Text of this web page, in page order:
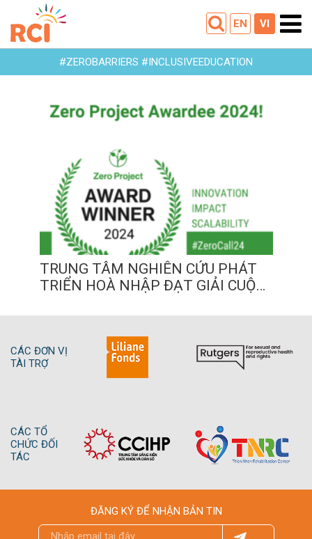
EN VI
#ZEROBARRIERS #INCLUSIVEEDUCATION
TRUNG TÂM NGHIÊN CỨU PHÁT
TRIỂN HOÀ NHẬP ĐẠT GIẢI CUỘC
KHỔ DỰ ÁN ZERO PROJECT
TRUNG TÂM NGHIÊN CỨU
GIẢI CUỘC THI ZEROCALL24
THUỘC KHUÔN KHỔ DỰ ÁN
ZERO PROJECT
15 12 2023
CÁC ĐƠN VỊ
TÀI TRỢ
CÁC TỔ
CHỨC ĐỐI
TÁC
ĐĂNG KÝ ĐỂ NHẬN BẢN TIN